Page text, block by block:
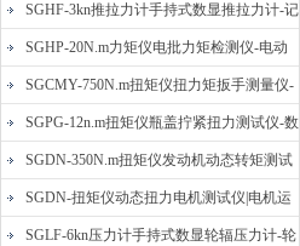
矩检测扳手价格
SGHF-3kn推拉力计手持式数显推拉力计-记
忆数据拉压力测力计
SGHP-20N.m力矩仪电批力矩检测仪-电动
螺丝批扭力矩测试仪
SGCMY-750N.m扭矩仪扭力矩扳手测量仪-
校准扳手扭力精度测试仪
SGPG-12n.m扭矩仪瓶盖拧紧扭力测试仪-数
显式瓶盖扭力矩仪
SGDN-350N.m扭矩仪发动机动态转矩测试
仪-动态电机扭矩测量仪
SGDN-扭矩仪动态扭力电机测试仪|电机运
转摩擦力扭矩仪
SGLF-6kn压力计手持式数显轮辐压力计-轮